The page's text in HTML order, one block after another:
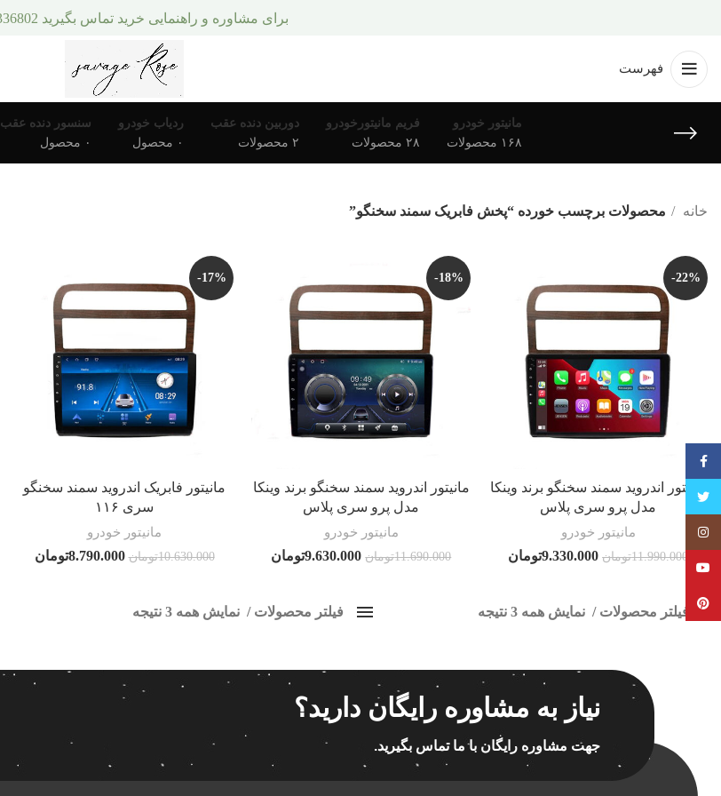
فهرست
مانیتور خودرو
۱۶۸ محصولات
فریم مانیتورخودرو
۲۸ محصولات
دوربین دنده عقب
۲ محصولات
ردیاب خودرو
۰ محصول
سنسور دنده عقب
۰ محصول
خانه محصولات برچسب خورده “پخش فابریک سمند سخنگو”
-22%
مانیتور اندروید سمند سخنگو برند وینکا
مدل پرو سری پلاس
مانیتور خودرو
11.990.000تومان 9.330.000تومان
-18%
مانیتور اندروید سمند سخنگو برند وینکا
مدل پرو سری پلاس
مانیتور خودرو
11.690.000تومان 9.630.000تومان
-17%
مانیتور فابریک اندروید سمند سخنگو
سری ۱۱۶
مانیتور خودرو
10.630.000تومان 8.790.000تومان
فیلتر محصولات
نمایش همه 3 نتیجه
فقط نمایش محصولات فروش فقط موجود در انبار
فیلتر محصولات نمایش همه 3 نتیجه
قیمت گذاری
نیاز به مشاوره رایگان دارید؟
جهت مشاوره رایگان با ما تماس بگیرید.
برای مشاوره و راهنمایی خرید تماس بگیرید 09376336802
تویتر
Instagram
Pinterest